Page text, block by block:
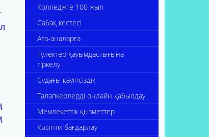
Колледжге 100 жыл
Сабақ кестесі
Ата-аналарға
Түлектер қауымдастығына
тіркелу
Судағы қауіпсіздік
Талапкерлерді онлайн қабылдау
Мемлекеттік қызметтер
Кәсіптік бағдарлау